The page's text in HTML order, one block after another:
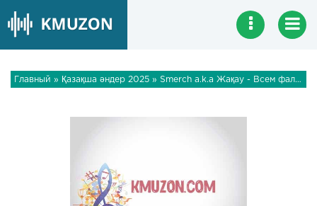
Главный » Қазақша әндер 2025 » Smerch a.k.a Жақау - Всем фальшам (Жалгандарга)